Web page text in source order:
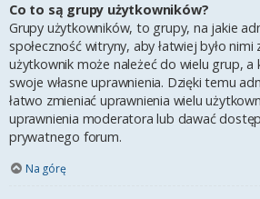
Co to są grupy użytkowników?
Grupy użytkowników, to grupy, na jakie
społeczność witryny, aby łatwiej było nimi
użytkownik może należeć do wielu grup,
swoje własne uprawnienia. Dzięki temu
łatwo zmieniać uprawnienia wielu
uprawnienia moderatora lub dawać
prywatnego forum.
Na górę